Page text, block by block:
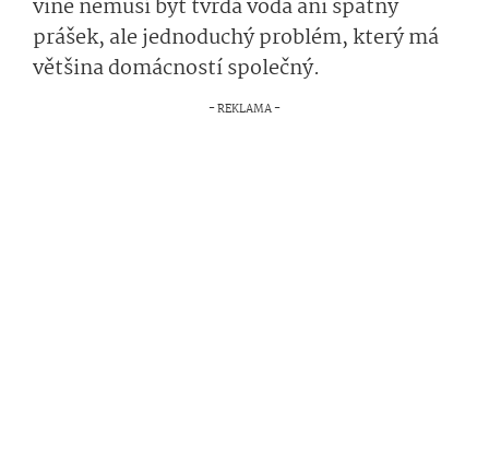
vině nemusí být tvrdá voda ani špatný
prášek, ale jednoduchý problém, který má
většina domácností společný.